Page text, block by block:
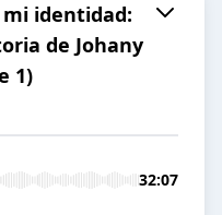
identidad:
de Johany
1)
32:07